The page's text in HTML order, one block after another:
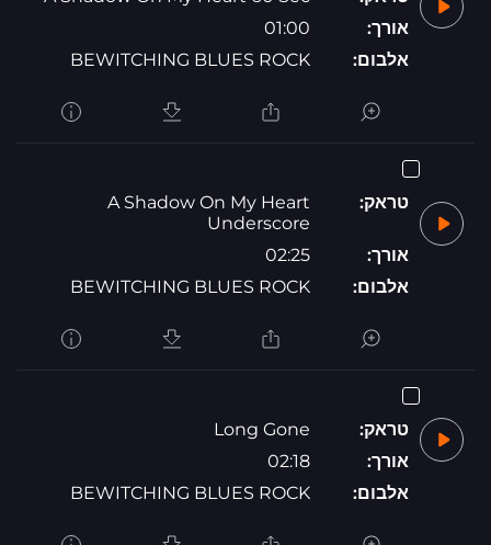
אורך:
01:00
אלבום:
BEWITCHING BLUES ROCK
טראק:
A Shadow On My Heart
Underscore
אורך:
02:25
אלבום:
BEWITCHING BLUES ROCK
טראק:
Long Gone
אורך:
02:18
אלבום:
BEWITCHING BLUES ROCK